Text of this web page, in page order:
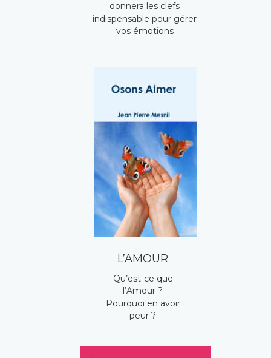
donnera les clefs
indispensable pour gérer
vos émotions
L’AMOUR
Qu’est-ce que
l’Amour ?
Pourquoi en avoir
peur ?